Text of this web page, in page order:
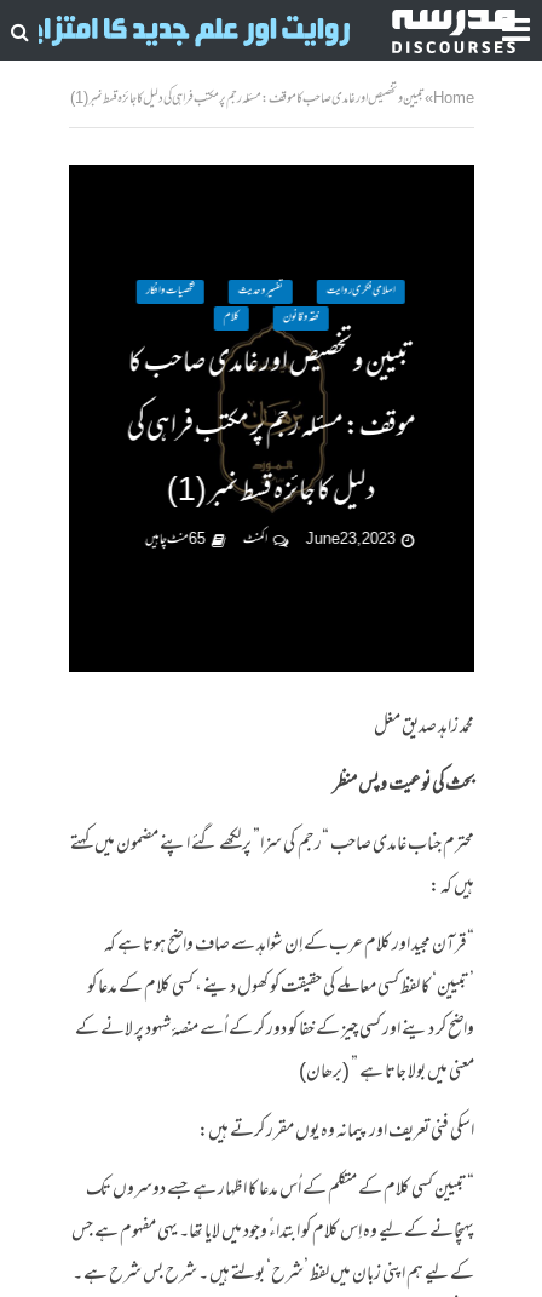
Home
»تبیین و تخصیص اور غامدی صاحب کا موقف: مسئلہ رجم پر مکتب فراہی کی دلیل کا جائزہ قسط نمبر (1)
اسلامی فکری روایت تفسیر وحدیث
شخصیات وافکار
فقہ وقانون
کلام
تبیین و تخصیص اور غامدی صاحب کا
موقف: مسئلہ رجم پر مکتب فراہی کی
دلیل کا جائزہ قسط نمبر (1)
June 23, 2023 ا کمنٹ 65 منٹ چاہیں
محمد زاہد صدیق مغل
بحث کی نوعیت و پس منظر
محترم جناب غامدی صاحب “رجم کی سزا” پر لکھے گئے اپنے مضمون میں کہتے
ہیں کہ :
“قرآن مجید اور کلام عرب کے اِن شواہد سے صاف واضح ہوتا ہے کہ
’تبیین‘ کا لفظ کسی معاملے کی حقیقت کو کھول دینے ، کسی کلام کے مدعا کو
واضح کر دینے اور کسی چیز کے خفا کو دور کر کے اُسے منصۂ شہود پر لانے کے
معنی میں بولا جاتا ہے ” (برھان)
اسکی فنی تعریف اور پیمانہ وہ یوں مقرر کرتے ہیں:
“تبیین کسی کلام کے متکلم کے اُس مدعا کا اظہار ہے جسے دوسروں تک
پہنچانے کے لیے وہ اِس کلام کو ابتداءً وجود میں لایا تھا۔ یہی مفہوم ہے جس
کے لیے ہم اپنی زبان میں لفظ ’شرح‘ بولتے ہیں ۔ شرح بس شرح ہے ۔